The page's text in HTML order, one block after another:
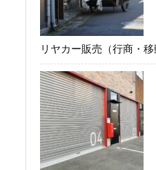
リヤカー販売（行商・移